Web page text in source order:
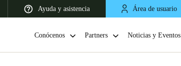
Ayuda y asistencia Área de usuario
Conócenos Partners Noticias y Eventos